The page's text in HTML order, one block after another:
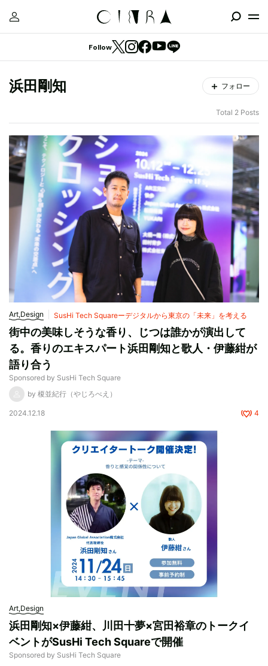
Follow
浜田剛知 フォロー
Total 2 Posts
Art,Design SusHi Tech Squareーデジタルから東京の「未来」を考える
街中の美味しそうな香り、じつは誰かが演出して
る。香りのエキスパート浜田剛知と歌人・伊藤紺が
語り合う
Sponsored by SusHi Tech Square
by 榎並紀行（やじろべえ）
2024.12.18 4
Art,Design
浜田剛知×伊藤紺、川田十夢×宮田裕章のトークイ
ベントがSusHi Tech Squareで開催
Sponsored by SusHi Tech Square